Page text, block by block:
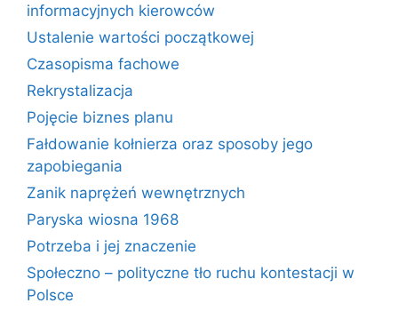
informacyjnych kierowców
Ustalenie wartości początkowej
Czasopisma fachowe
Rekrystalizacja
Pojęcie biznes planu
Fałdowanie kołnierza oraz sposoby jego
zapobiegania
Zanik naprężeń wewnętrznych
Paryska wiosna 1968
Potrzeba i jej znaczenie
Społeczno – polityczne tło ruchu kontestacji w
Polsce